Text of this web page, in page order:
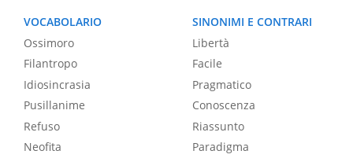
VOCABOLARIO
Ossimoro
Filantropo
Idiosincrasia
Pusillanime
Refuso
Neofita
SINONIMI E CONTRARI
Libertà
Facile
Pragmatico
Conoscenza
Riassunto
Paradigma